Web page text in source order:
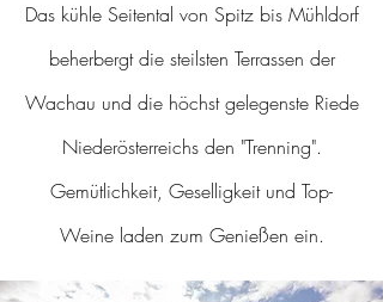
Das kühle Seitental von Spitz bis Mühldorf
beherbergt die steilsten Terrassen der
Wachau und die höchst gelegenste Riede
Niederösterreichs den "Trenning".
Gemütlichkeit, Geselligkeit und Top-
Weine laden zum Genießen ein.